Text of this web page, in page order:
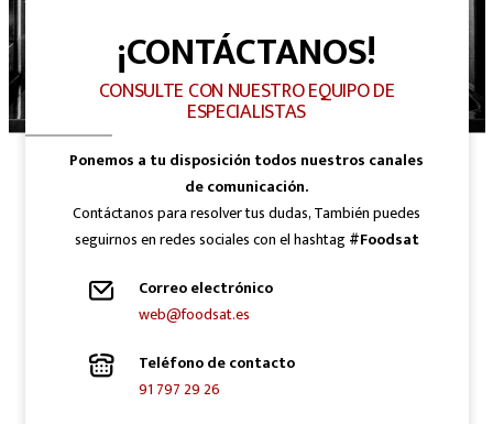
¡CONTÁCTANOS!
CONSULTE CON NUESTRO EQUIPO DE
ESPECIALISTAS
Ponemos a tu disposición todos nuestros canales
de comunicación.
Contáctanos para resolver tus dudas, También puedes
seguirnos en redes sociales con el hashtag#Foodsat
Correo electrónico
web@foodsat.es
Teléfono de contacto
91 797 29 26